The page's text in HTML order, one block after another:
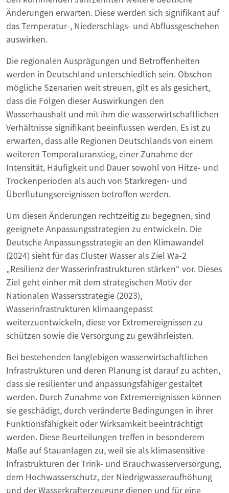
Änderungen erwarten. Diese werden sich signifikant auf
das Temperatur-, Niederschlags- und Abflussgeschehen
auswirken.
Die regionalen Ausprägungen und Betroffenheiten
werden in Deutschland unterschiedlich sein. Obschon
mögliche Szenarien weit streuen, gilt es als gesichert,
dass die Folgen dieser Auswirkungen den
Wasserhaushalt und mit ihm die wasserwirtschaftlichen
Verhältnisse signifikant beeinflussen werden. Es ist zu
erwarten, dass alle Regionen Deutschlands von einem
weiteren Temperaturanstieg, einer Zunahme der
Intensität, Häufigkeit und Dauer sowohl von Hitze- und
Trockenperioden als auch von Starkregen- und
Überflutungsereignissen betroffen werden.
Um diesen Änderungen rechtzeitig zu begegnen, sind
geeignete Anpassungsstrategien zu entwickeln. Die
Deutsche Anpassungsstrategie an den Klimawandel
(2024) sieht für das Cluster Wasser als Ziel Wa-2
„Resilienz der Wasserinfrastrukturen stärken“ vor. Dieses
Ziel geht einher mit dem strategischen Motiv der
Nationalen Wassersstrategie (2023),
Wasserinfrastrukturen klimaangepasst
weiterzuentwickeln, diese vor Extremereignissen zu
schützen sowie die Versorgung zu gewährleisten.
Bei bestehenden langlebigen wasserwirtschaftlichen
Infrastrukturen und deren Planung ist darauf zu achten,
dass sie resilienter und anpassungsfähiger gestaltet
werden. Durch Zunahme von Extremereignissen können
sie geschädigt, durch veränderte Bedingungen in ihrer
Funktionsfähigkeit oder Wirksamkeit beeinträchtigt
werden. Diese Beurteilungen treffen in besonderem
Maße auf Stauanlagen zu, weil sie als klimasensitive
Infrastrukturen der Trink- und Brauchwasserversorgung,
dem Hochwasserschutz, der Niedrigwasseraufhöhung
und der Wasserkrafterzeugung dienen und für eine